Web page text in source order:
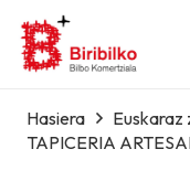
Hasiera
Euskaraz
TAPICERIA